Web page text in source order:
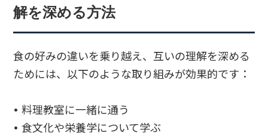
解を深める方法
食の好みの違いを乗り越え、互いの理解を深める
ためには、以下のような取り組みが効果的です：
• 料理教室に一緒に通う
• 食文化や栄養学について学ぶ